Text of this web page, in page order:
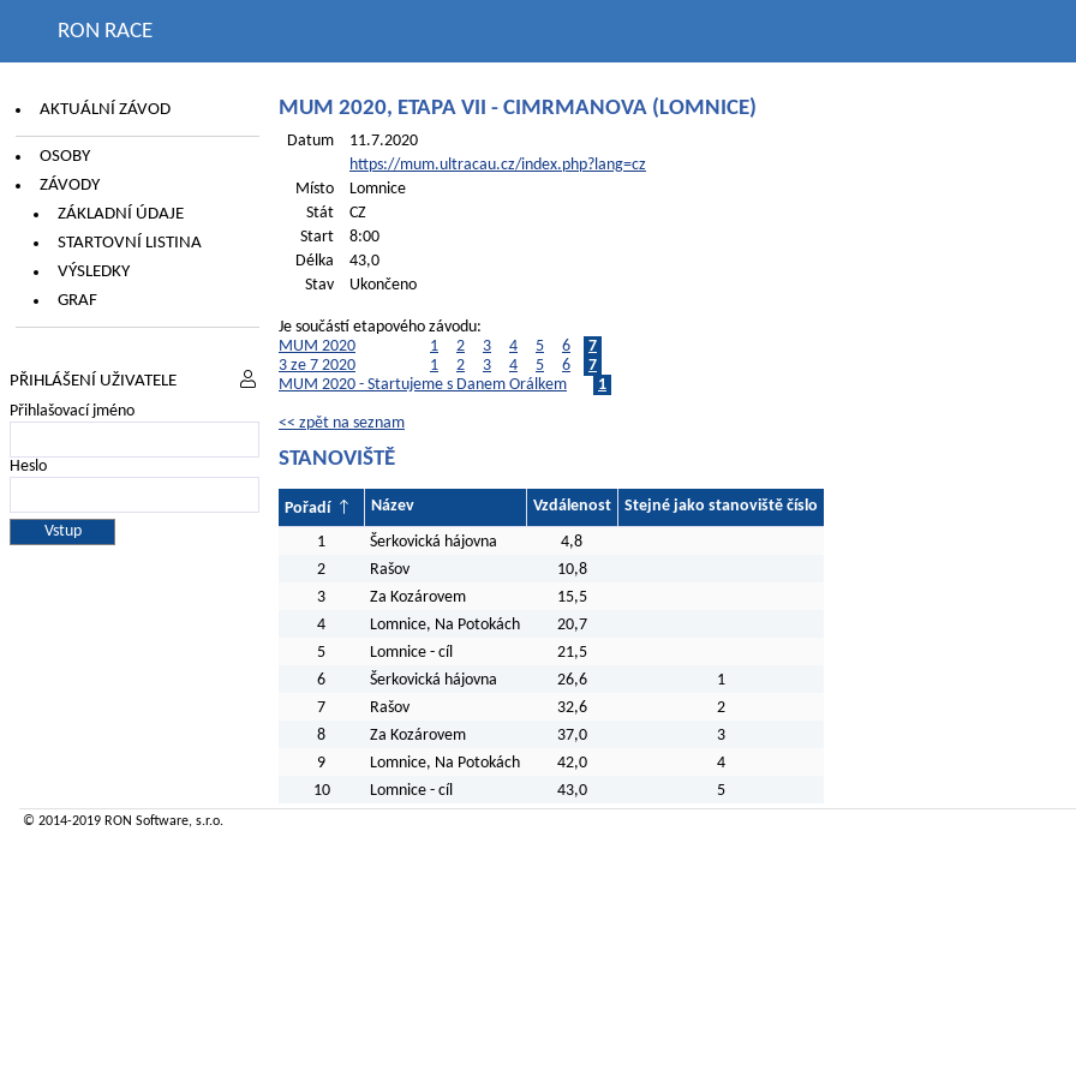
RON RACE
AKTUÁLNÍ ZÁVOD
OSOBY
ZÁVODY
ZÁKLADNÍ ÚDAJE
STARTOVNÍ LISTINA
VÝSLEDKY
GRAF
PŘIHLÁŠENÍ UŽIVATELE
Přihlašovací jméno
Heslo
MUM 2020, ETAPA VII - CIMRMANOVA (LOMNICE)
Datum
11.7.2020
https://mum.ultracau.cz/index.php?lang=cz
Místo
Lomnice
Stát
CZ
Start
8:00
Délka
43,0
Stav
Ukončeno
Je součástí etapového závodu:
MUM 2020
1 2 3 4 5 6
7
3 ze 7 2020
1 2 3 4 5 6
7
MUM 2020 - Startujeme s Danem Orálkem
1
<< zpět na seznam
STANOVIŠTĚ
Pořadí Název Vzdálenost Stejné jako stanoviště číslo
1 Šerkovická hájovna
4,8
2
Rašov
10,8
3
Za Kozárovem
15,5
4
Lomnice, Na Potokách
20,7
5
Lomnice - cíl
21,5
6
Šerkovická hájovna 26,6
1
7
Rašov 32,6
2
8
Za Kozárovem 37,0
3
9
Lomnice, Na Potokách 42,0
4
10
Lomnice - cíl 43,0 5
© 2014-2019 RON Software, s.r.o.